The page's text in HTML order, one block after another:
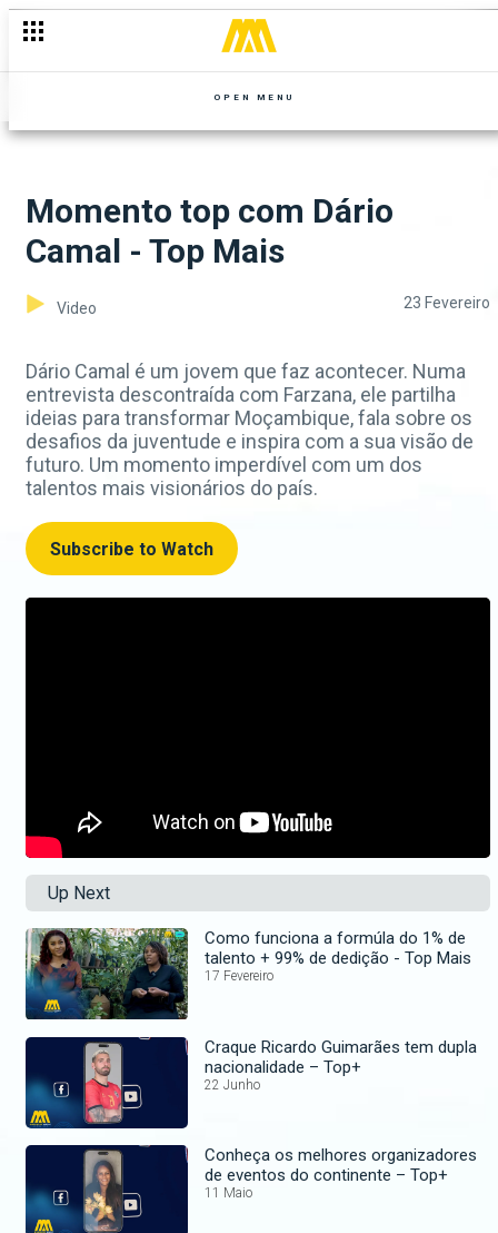
OPEN MENU
Momento top com Dário
Camal - Top Mais
Video 23 Fevereiro
Dário Camal é um jovem que faz acontecer. Numa
entrevista descontraída com Farzana, ele partilha
ideias para transformar Moçambique, fala sobre os
desafios da juventude e inspira com a sua visão de
futuro. Um momento imperdível com um dos
talentos mais visionários do país.
Subscribe to Watch
Up Next
Como funciona a formúla do 1% de
talento + 99% de dedição - Top Mais
17 Fevereiro
Craque Ricardo Guimarães tem dupla
nacionalidade – Top+
22 Junho
Conheça os melhores organizadores
de eventos do continente – Top+
11 Maio